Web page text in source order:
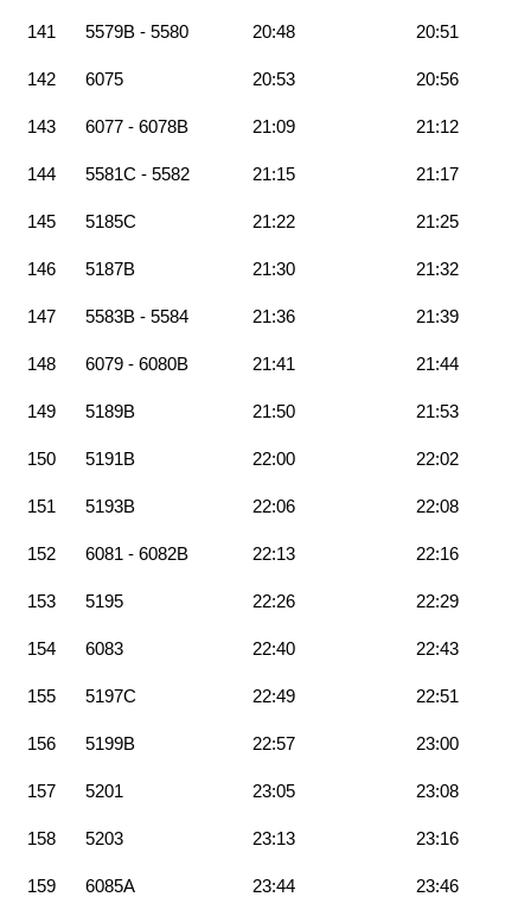
141 5579B - 5580 20:48 20:51
142 6075 20:53 20:56
143 6077 - 6078B 21:09 21:12
144 5581C - 5582 21:15 21:17
145 5185C 21:22 21:25
146 5187B 21:30 21:32
147 5583B - 5584 21:36 21:39
148 6079 - 6080B 21:41 21:44
149 5189B 21:50 21:53
150 5191B 22:00 22:02
151 5193B 22:06 22:08
152 6081 - 6082B 22:13 22:16
153 5195 22:26 22:29
154 6083 22:40 22:43
155 5197C 22:49 22:51
156 5199B 22:57 23:00
157 5201 23:05 23:08
158 5203 23:13 23:16
159 6085A 23:44 23:46